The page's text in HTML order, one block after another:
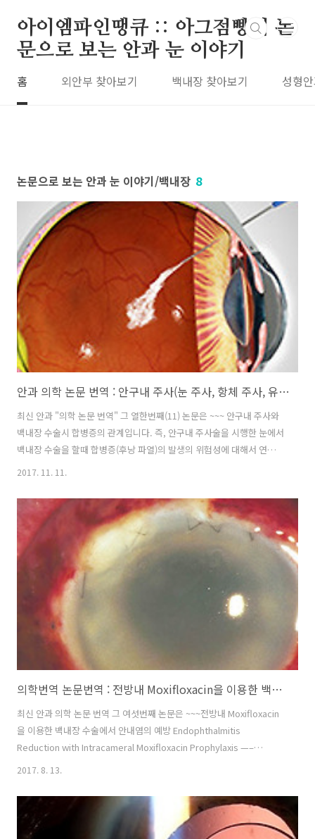
아이엠파인땡큐 :: 아그점빵의 논
문으로 보는 안과 눈 이야기
홈 외안부 찾아보기 백내장 찾아보기 성형
논문으로 보는 안과 눈 이야기/백내장 8
안과 의학 논문 번역 : 안구내 주사(눈 주사, 항체 주사, 유리체강 주입술, 안구내 주입술)와 백내장 수술시 합병증
최신 안과 "의학 논문 번역" 그 열한번째(11) 논문은 ~~~ 안구내 주사와
백내장 수술시 합병증의 관계입니다. 즉, 안구내 주사술을 시행한 눈에서
백내장 수술을 할때 합병증(후낭 파열)의 발생의 위험성에 대해서 연구한
논문입니다. 안구내 주사술, 즉 유리체 강내 주사술은 우리가 흔히 흰동
접 침투 시키는 시술입니다. 눈에다가 직접 주사를 찌른다니... 상상하기
힘들겠지만, 실제로 10여년 전부터 이와 같은 시술이 시행되어 왔습니
다. 과거에는 진단과 동시에 실명이 될것이라고 판정을 내렸던 각종 망막
질환들이 이제는 안구내 주사술을 통해서 치료가 되고 있고, 완치가 힘든
경우는 조절이 되어가고 있습니다. 예를 들자면.... 나이관련 황반변..
2017. 11. 11.
의학번역 논문번역 : 전방내 Moxifloxacin을 이용한 백내장 수술에서 안내염의 예방 Endophthalmitis Reduction with Intracameral Moxifloxacin Prophylaxis
최신 안과 의학 논문 번역 그 여섯번째 논문은 ~~~전방내 Moxifloxacin
을 이용한 백내장 수술에서 안내염의 예방 Endophthalmitis
Reduction with Intracameral Moxifloxacin Prophylaxis —–
Introduction—– 안내염은 안과 의사들이 수술시 가장 조심하고 겁을 내
진에서 보는것 처럼눈아래에 하얀 농이 보일정도로 염증이 심하게 되고,
보통 법적인 실명에 이르게 되는 경우가 많은 질병이다.본논문은 백내장
수술시 안내염의 예방책으로의 전방내 Moxifloxacin (비가목스) 를 사용
2017. 8. 13.